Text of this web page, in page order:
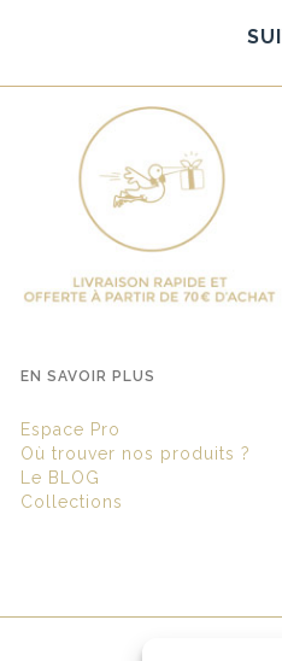
EN SAVOIR PLUS
Espace Pro
Où trouver nos produits ?
Le BLOG
Collections